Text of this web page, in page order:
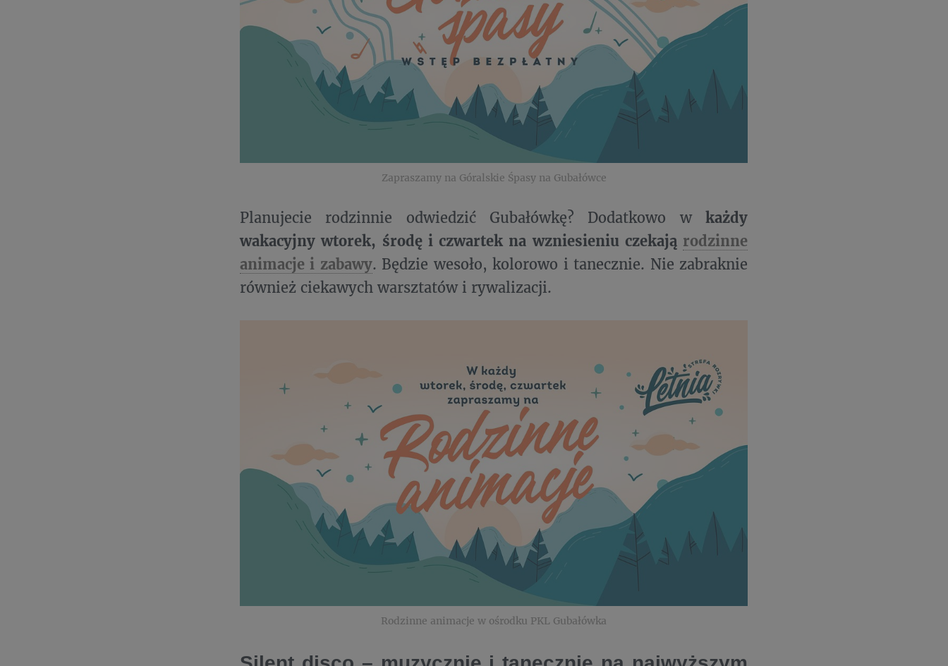
Zapraszamy na Góralskie Śpasy na Gubałówce
Planujecie rodzinnie odwiedzić Gubałówkę? Dodatkowo wkażdy
wakacyjny wtorek, środę i czwartek na wzniesieniu czekają rodzinne
animacje i zabawy. Będzie wesoło, kolorowo i tanecznie. Nie zabraknie
również ciekawych warsztatów i rywalizacji.
Rodzinne animacje w ośrodku PKL Gubałówka